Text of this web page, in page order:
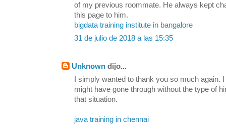
of my previous roommate. He always kept
this page to him.
bigdata training institute in bangalore
31 de julio de 2018 a las 15:35
Unknown dijo...
I simply wanted to thank you so much again.
might have gone through without the type of
that situation.
java training in chennai